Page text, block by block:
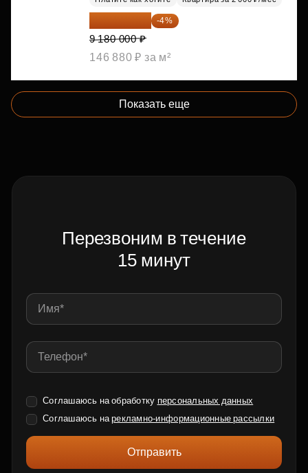
-4%
9 180 000 ₽
146 880 ₽ за м²
Показать еще
Перезвоним в течение
15 минут
Соглашаюсь на обработку персональных данных
Соглашаюсь нарекламно-информационные рассылки
Отправить